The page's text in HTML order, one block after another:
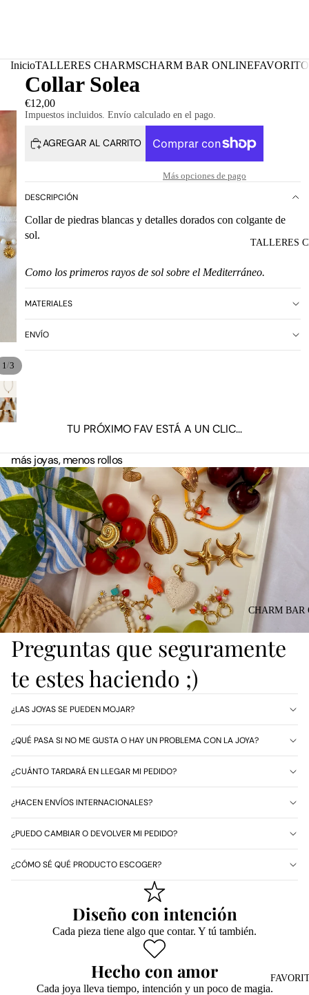
TALLERES
CHARM BAR
InicioTALLERES CHARMSCHARM BAR ONLINE
1/3
Collar Solea
€12,00
Impuestos incluidos. Envío calculado en el pago.
AGREGAR AL CARRITO
Más opciones de pago
DESCRIPCIÓN
Collar de piedras blancas y detalles dorados con colgante de
sol.
Como los primeros rayos de sol sobre el Mediterráneo.
MATERIALES
ENVÍO
TU PRÓXIMO FAV ESTÁ A UN CLIC...
más joyas, menos rollos
Preguntas que seguramente
te estes haciendo ;)
¿LAS JOYAS SE PUEDEN MOJAR?
¿QUÉ PASA SI NO ME GUSTA O HAY UN PROBLEMA CON LA JOYA?
¿CUÁNTO TARDARÁ EN LLEGAR MI PEDIDO?
¿HACEN ENVÍOS INTERNACIONALES?
¿PUEDO CAMBIAR O DEVOLVER MI PEDIDO?
¿CÓMO SÉ QUÉ PRODUCTO ESCOGER?
Diseño con intención
Cada pieza tiene algo que contar. Y tú también.
Hecho con amor
Cada joya lleva tiempo, intención y un poco de magia.